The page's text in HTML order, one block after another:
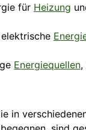
für Heizung
Energiequellen,
in